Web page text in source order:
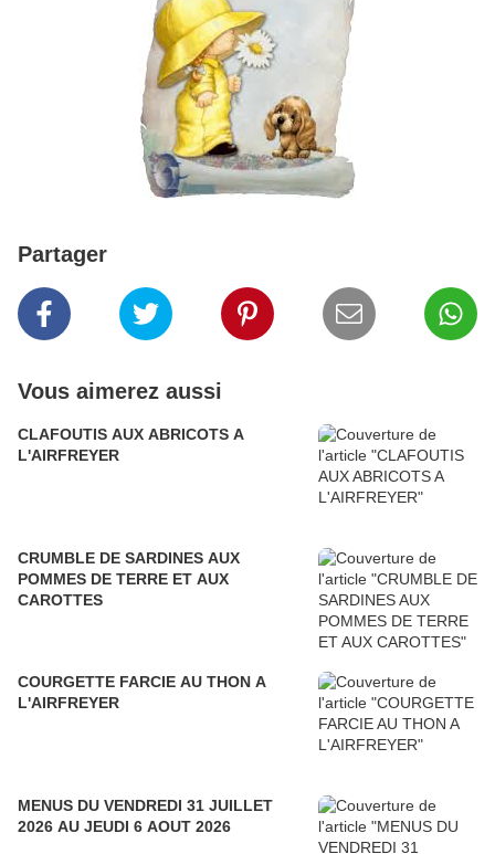
Partager
Vous aimerez aussi
CLAFOUTIS AUX ABRICOTS A
L'AIRFREYER
CRUMBLE DE SARDINES AUX
POMMES DE TERRE ET AUX
CAROTTES
COURGETTE FARCIE AU THON A
L'AIRFREYER
MENUS DU VENDREDI 31 JUILLET
2026 AU JEUDI 6 AOUT 2026